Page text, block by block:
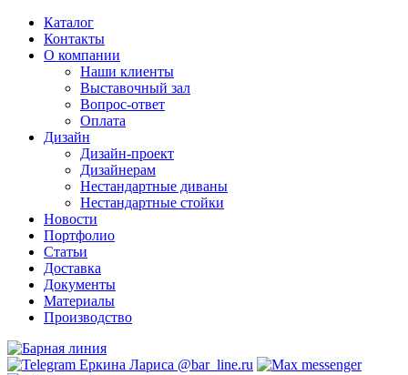
Каталог
Контакты
О компании
Наши клиенты
Выставочный зал
Вопрос-ответ
Оплата
Дизайн
Дизайн-проект
Дизайнерам
Нестандартные диваны
Нестандартные стойки
Новости
Портфолио
Статьи
Доставка
Документы
Материалы
Производство